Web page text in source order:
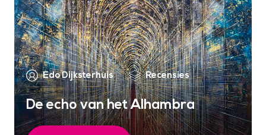
Edo Dijksterhuis Recensies
De echo van het Alhambra